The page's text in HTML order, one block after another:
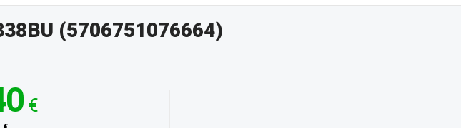
(5706751076664)
€